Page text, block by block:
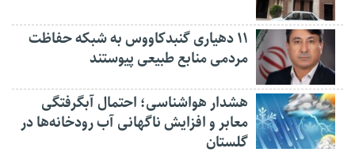
۱۱ دهیاری گنبدکاووس به شبکه حفاظت
مردمی منابع طبیعی پیوستند
هشدار هواشناسی؛ احتمال آبگرفتگی
معابر و افزایش ناگهانی آب رودخانه‌ها در
گلستان